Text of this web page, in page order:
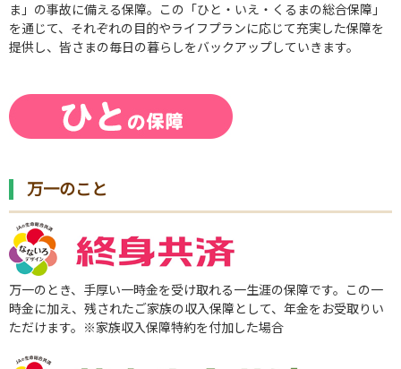
ま」の事故に備える保障。この「ひと・いえ・くるまの総合保障」
を通じて、それぞれの目的やライフプランに応じて充実した保障を
提供し、皆さまの毎日の暮らしをバックアップしていきます。
万一のこと
万一のとき、手厚い一時金を受け取れる一生涯の保障です。この一
時金に加え、残されたご家族の収入保障として、年金をお受取りい
ただけます。※家族収入保障特約を付加した場合